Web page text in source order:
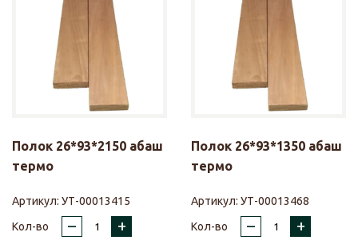
Полок 26*93*2150 абаш
термо
Артикул: УТ-00013415
Кол-во
– +
Полок 26*93*1350 абаш
термо
Артикул: УТ-00013468
Кол-во
– +